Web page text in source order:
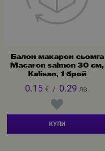
Балон макарон сьомга
Macaron salmon 30 см,
Kalisan, 1 брой
0.15 € / 0.29 лв.
КУПИ